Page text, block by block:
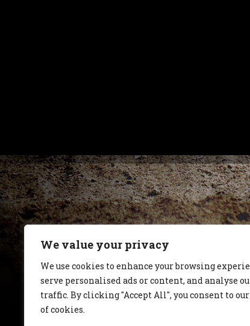
We value your privacy
We use cookies to enhance your browsing
serve personalised ads or content, and analyse
traffic. By clicking "Accept All", you consent to our
of cookies.